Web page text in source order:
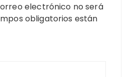
electrónico no será
obligatorios están